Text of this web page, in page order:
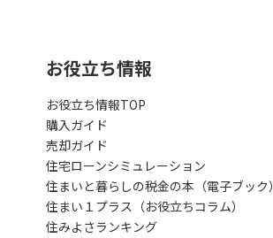
お役立ち情報
お役立ち情報TOP
購入ガイド
売却ガイド
住宅ローンシミュレーション
住まいと暮らしの税金の本（電子ブック）
住まい１プラス（お役立ちコラム）
住みよさランキング